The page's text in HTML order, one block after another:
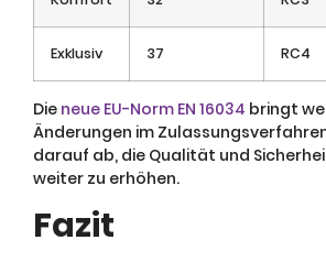
Exklusiv 37 RC4
Die neue EU-Norm EN 16034 bringt
Änderungen im
darauf ab, die Qualität und
weiter zu erhöhen.
Fazit